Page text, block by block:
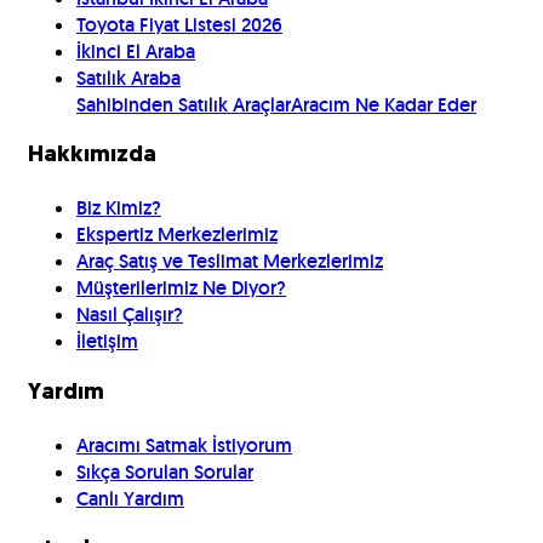
Toyota Fiyat Listesi 2026
İkinci El Araba
Satılık Araba
Sahibinden Satılık AraçlarAracım Ne Kadar Eder
Hakkımızda
Biz Kimiz?
Ekspertiz Merkezlerimiz
Araç Satış ve Teslimat Merkezlerimiz
Müşterilerimiz Ne Diyor?
Nasıl Çalışır?
İletişim
Yardım
Aracımı Satmak İstiyorum
Sıkça Sorulan Sorular
Canlı Yardım